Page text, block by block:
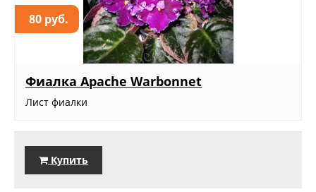
80 руб.
Фиалка Apache Warbonnet
Лист фиалки
Купить